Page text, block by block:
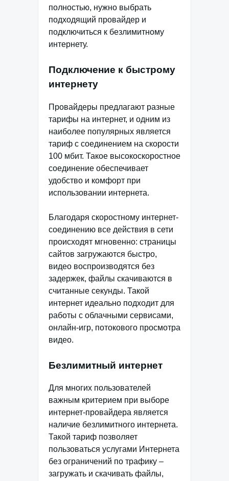
полностью, нужно выбрать
подходящий провайдер и
подключиться к безлимитному
интернету.
Подключение к быстрому
интернету
Провайдеры предлагают разные
тарифы на интернет, и одним из
наиболее популярных является
тариф с соединением на скорости
100 мбит. Такое высокоскоростное
соединение обеспечивает
удобство и комфорт при
использовании интернета.
Благодаря скоростному интернет-
соединению все действия в сети
происходят мгновенно: страницы
сайтов загружаются быстро,
видео воспроизводятся без
задержек, файлы скачиваются в
считанные секунды. Такой
интернет идеально подходит для
работы с облачными сервисами,
онлайн-игр, потокового просмотра
видео.
Безлимитный интернет
Для многих пользователей
важным критерием при выборе
интернет-провайдера является
наличие безлимитного интернета.
Такой тариф позволяет
пользоваться услугами Интернета
без ограничений по трафику –
загружать и скачивать файлы,